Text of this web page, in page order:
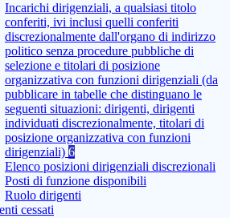
Incarichi dirigenziali, a qualsiasi titolo
conferiti, ivi inclusi quelli conferiti
discrezionalmente dall'organo di indirizzo
politico senza procedure pubbliche di
selezione e titolari di posizione
organizzativa con funzioni dirigenziali (da
pubblicare in tabelle che distinguano le
seguenti situazioni: dirigenti, dirigenti
individuati discrezionalmente, titolari di
posizione organizzativa con funzioni
dirigenziali) 6
Elenco posizioni dirigenziali discrezionali
Posti di funzione disponibili
Ruolo dirigenti
cessati